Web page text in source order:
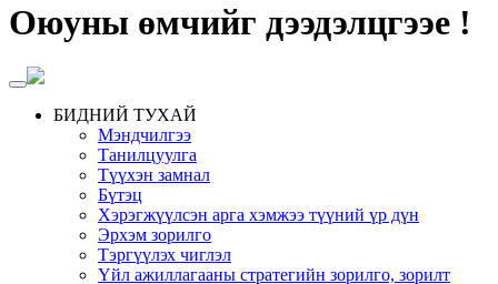
Оюуны өмчийг дээдэлцгээе !
БИДНИЙ ТУХАЙ
Мэндчилгээ
Танилцуулга
Түүхэн замнал
Бүтэц
Хэрэгжүүлсэн арга хэмжээ түүний үр дүн
Эрхэм зорилго
Тэргүүлэх чиглэл
Үйл ажиллагааны стратегийн зорилго, зорилт